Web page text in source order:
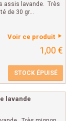
assis lavande. Très
de 30 gr...
Voir ce produit
1,00 €
STOCK ÉPUISÉ
lavande